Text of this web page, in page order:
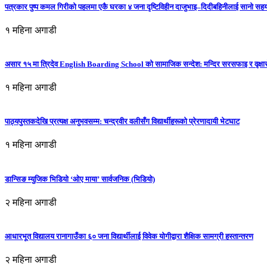
पत्रकार पुष्प कमल गिरीको पहलमा एकै घरका ४ जना दृष्टिविहीन दाजुभाइ–दिदीबहिनीलाई सानो
१ महिना अगाडी
असार १५ मा त्रिदेव English Boarding School को सामाजिक सन्देश: मन्दिर सरसफाइ र
१ महिना अगाडी
पाठ्यपुस्तकदेखि प्रत्यक्ष अनुभवसम्म: चन्द्रवीर वलीसँग विद्यार्थीहरूको प्रेरणादायी भेटघाट
१ महिना अगाडी
डान्सिङ म्युजिक भिडियो ‘ओए माया’ सार्वजनिक (भिडियो)
२ महिना अगाडी
आधारभूत विद्यालय रानागाउँका ६० जना विद्यार्थीलाई विवेक योगीद्वारा शैक्षिक सामग्री हस्तान्तरण
२ महिना अगाडी